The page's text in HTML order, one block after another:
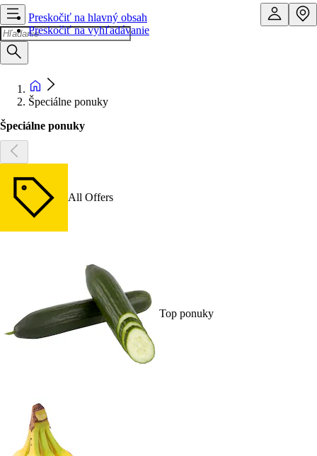
Preskočiť na hlavný obsah
Preskočiť na vyhľadávanie
Špeciálne ponuky
Špeciálne ponuky
All Offers
Top ponuky